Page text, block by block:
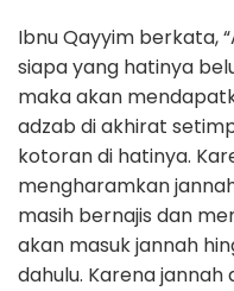
Ibnu Qayyim berkata,
siapa yang hatinya
maka akan
adzab di akhirat
kotoran di hatinya.
mengharamkan
masih bernajis dan
akan masuk jannah
dahulu. Karena